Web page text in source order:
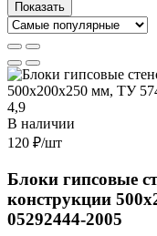
4,9
В наличии
120 ₽/шт
Блоки гипсовые
конструкции
05292444-2005